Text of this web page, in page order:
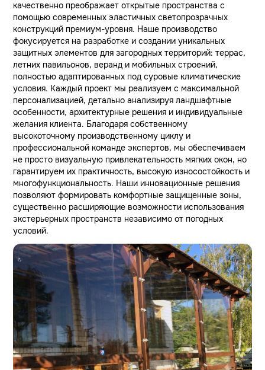
качественно преображает открытые пространства с
помощью современных эластичных светопрозрачных
конструкций премиум-уровня. Наше производство
фокусируется на разработке и создании уникальных
защитных элементов для загородных территорий: террас,
летних павильонов, веранд и мобильных строений,
полностью адаптированных под суровые климатические
условия. Каждый проект мы реализуем с максимальной
персонализацией, детально анализируя ландшафтные
особенности, архитектурные решения и индивидуальные
желания клиента. Благодаря собственному
высокоточному производственному циклу и
профессиональной команде экспертов, мы обеспечиваем
не просто визуальную привлекательность мягких окон, но
гарантируем их практичность, высокую износостойкость и
многофункциональность. Наши инновационные решения
позволяют формировать комфортные защищенные зоны,
существенно расширяющие возможности использования
экстерьерных пространств независимо от погодных
условий.